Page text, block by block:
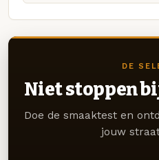
DE
Niet stoppen
Doe de smaaktest en
jouw